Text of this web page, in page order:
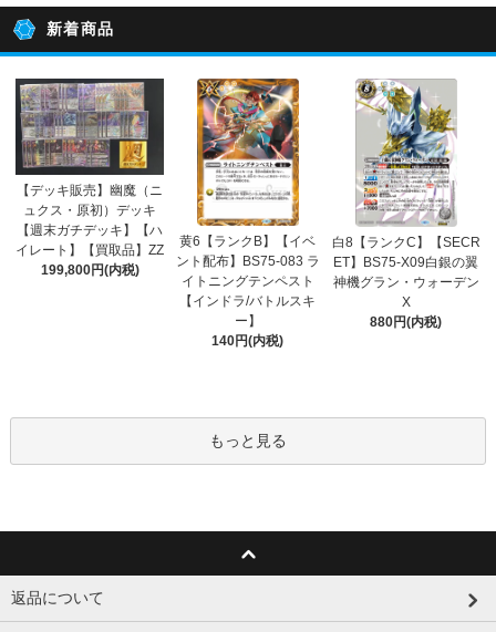
新着商品
【デッキ販売】幽魔（ニ
ュクス・原初）デッキ
【週末ガチデッキ】【ハ
イレート】【買取品】ZZ
199,800円(内税)
黄6【ランクB】【イベ
ント配布】BS75-083 ラ
イトニングテンペスト
【インドラ/バトルスキ
ー】
140円(内税)
白8【ランクC】【SECR
ET】BS75-X09白銀の翼
神機グラン・ウォーデン
X
880円(内税)
もっと見る
返品について